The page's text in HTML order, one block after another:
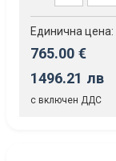
Единична цена:
765.00 €
1496.21 лв
с включен ДДС